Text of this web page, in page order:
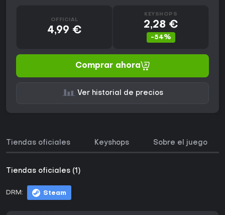
OFFICIAL
4,99 €
KEYSHOPS
2,28 €
-54%
Comprar ahora
Ver historial de precios
Tiendas oficiales Keyshops Sobre el juego
Tiendas oficiales (1)
DRM: Steam